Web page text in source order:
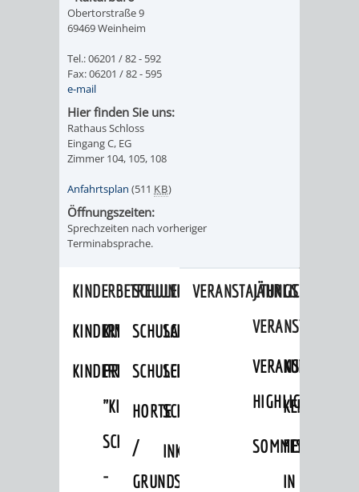
BILDUNG
KINDERBETREUUNG
KINDERTAGESPFLEGE
KINDERKRIPPEN
KINDERTAGESSTÄTTEN
PROJEKT
"KINDER
SCHÜTZEN
-
SCHULEN
SCHULARTEN
SCHULVERWALTUNG
SCHULFERIEN
SCHÜLERBEFÖRDERUNG
HORTE
/
GRUNDSCHULBETREUUNG
SCHULSOZIALARBEIT
INKLUSION
VERANSTALTUNGSKALENDER
JÄHRLICHE
HIGHLIGHTS
KERWE
SOMMERTAGSZUG
FESTE
IN
Obertorstraße 9
69469 Weinheim
Tel.: 06201 / 82 - 592
Fax: 06201 / 82 - 595
e-mail
Hier finden Sie uns:
Rathaus Schloss
Eingang C, EG
Zimmer 104, 105, 108
Anfahrtsplan (511 KB)
Öffnungszeiten:
Sprechzeiten nach vorheriger
Terminabsprache.